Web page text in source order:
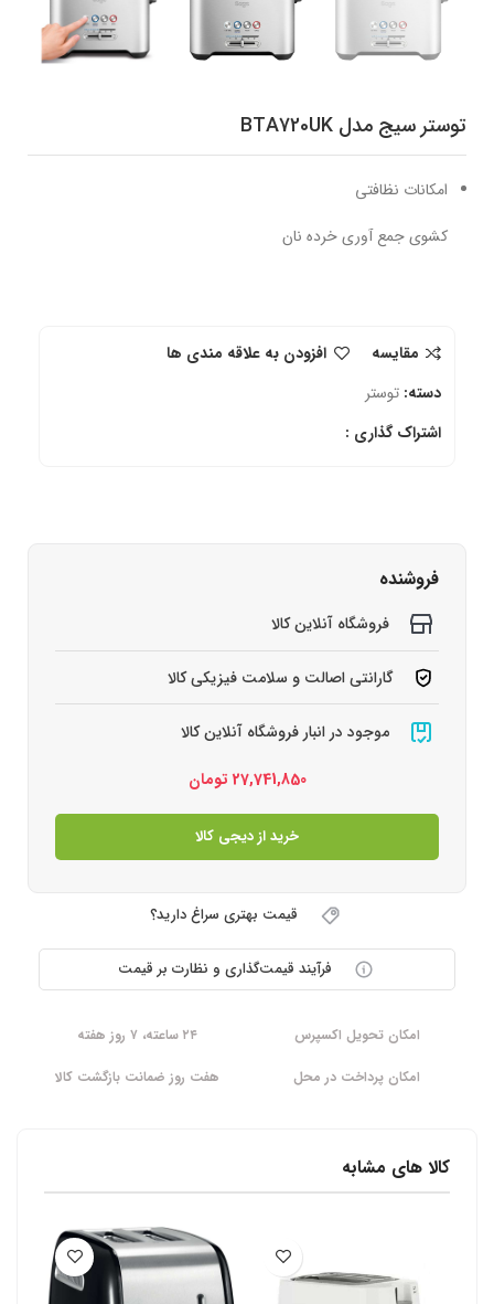
توستر سیج مدل BTA720UK
امکانات نظافتی
کشوی جمع آوری خرده نان
مقایسه
افزودن به علاقه مندی ها
دسته: توستر
اشتراک گذاری :
فروشنده
فروشگاه آنلاین کالا
گارانتی اصالت و سلامت فیزیکی کالا
موجود در انبار فروشگاه آنلاین کالا
27,741,850 تومان
خرید از دیجی کالا
قیمت بهتری سراغ دارید؟
فرآیند قیمت‌گذاری و نظارت بر قیمت
امکان تحویل اکسپرس
۲۴ ساعته، ۷ روز هفته
امکان پرداخت در محل
هفت روز ضمانت بازگشت کالا
کالا های مشابه